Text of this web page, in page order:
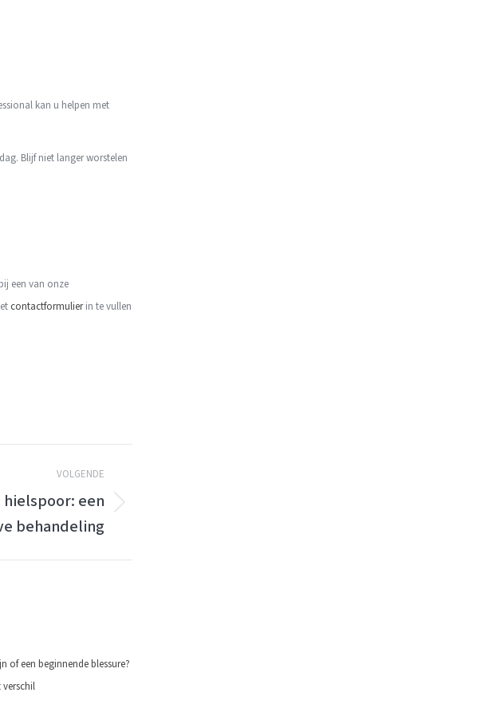
kan u helpen met
Blijf niet langer worstelen
een van onze
contactformulierin te vullen
VOLGENDE
een
behandeling
of een beginnende blessure?